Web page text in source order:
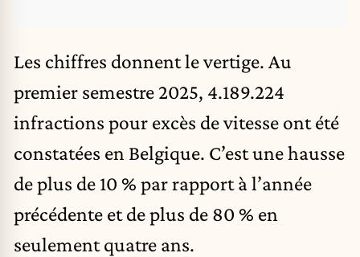
Les chiffres donnent le vertige. Au
premier semestre 2025, 4.189.224
infractions pour excès de vitesse ont été
constatées en Belgique. C’est unehausse
de plus de 10 % par rapport à l’année
précédente et de plus de 80 % en
seulement quatre ans.